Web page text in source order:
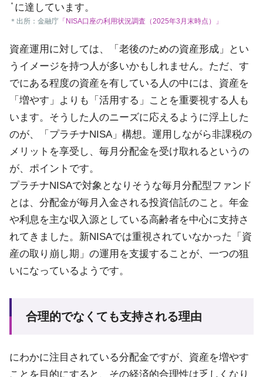
＊ に達しています。
＊ 出所：金融庁 「NISA口座の利用状況調査（2025年3月末時点）」
資産運用に対しては、「老後のための資産形成」とい
うイメージを持つ人が多いかもしれません。ただ、す
でにある程度の資産を有している人の中には、資産を
「増やす」よりも「活用する」ことを重要視する人も
います。そうした人のニーズに応えるように浮上した
のが、「プラチナNISA」構想。運用しながら非課税の
メリットを享受し、毎月分配金を受け取れるというの
が、ポイントです。
プラチナNISAで対象となりそうな毎月分配型ファンド
とは、分配金が毎月入金される投資信託のこと。年金
や利息を主な収入源としている高齢者を中心に支持さ
れてきました。新NISAでは重視されていなかった「資
産の取り崩し期」の運用を支援することが、一つの狙
いになっているようです。
合理的でなくても支持される理由
にわかに注目されている分配金ですが、資産を増やす
ことを目的にすると、その経済的合理性は乏しくなり